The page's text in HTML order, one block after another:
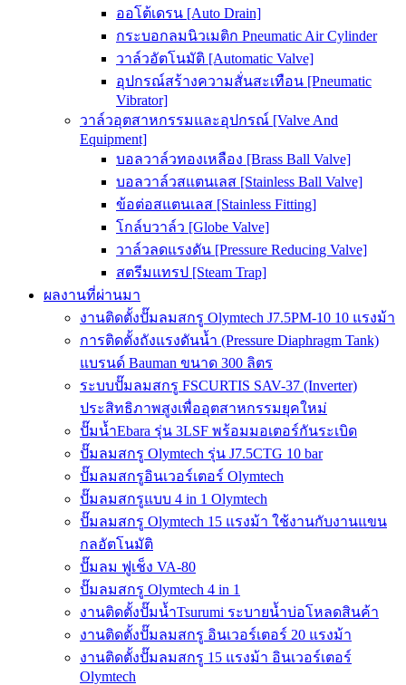
ออโต้เดรน [Auto Drain]
กระบอกลมนิวเมติก Pneumatic Air Cylinder
วาล์วอัตโนมัติ [Automatic Valve]
อุปกรณ์สร้างความสั่นสะเทือน [Pneumatic
Vibrator]
วาล์วอุตสาหกรรมและอุปกรณ์ [Valve And
Equipment]
บอลวาล์วทองเหลือง [Brass Ball Valve]
บอลวาล์วสแตนเลส [Stainless Ball Valve]
ข้อต่อสแตนเลส [Stainless Fitting]
โกล์บวาล์ว [Globe Valve]
วาล์วลดแรงดัน [Pressure Reducing Valve]
สตรีมแทรป [Steam Trap]
ผลงานที่ผ่านมา
งานติดตั้งปั๊มลมสกรู Olymtech J7.5PM-10 10 แรงม้า
การติดตั้งถังแรงดันน้ำ (Pressure Diaphragm Tank)
แบรนด์ Bauman ขนาด 300 ลิตร
ระบบปั๊มลมสกรู FSCURTIS SAV-37 (Inverter)
ประสิทธิภาพสูงเพื่ออุตสาหกรรมยุคใหม่
ปั๊มน้ำEbara รุ่น 3LSF พร้อมมอเตอร์กันระเบิด
ปั๊มลมสกรู Olymtech รุ่น J7.5CTG 10 bar
ปั๊มลมสกรูอินเวอร์เตอร์ Olymtech
ปั๊มลมสกรูแบบ 4 in 1 Olymtech
ปั๊มลมสกรู Olymtech 15 แรงม้า ใช้งานกับงานแขน
กลอัตโนมัติ
ปั๊มลม ฟูเช็ง VA-80
ปั๊มลมสกรู Olymtech 4 in 1
งานติดตั้งปั๊มน้ำTsurumi ระบายน้ำบ่อโหลดสินค้า
งานติดตั้งปั๊มลมสกรู อินเวอร์เตอร์ 20 แรงม้า
งานติดตั้งปั๊มลมสกรู 15 แรงม้า อินเวอร์เตอร์
Olymtech